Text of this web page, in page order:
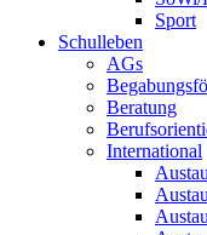
Sport
Schulleben
AGs
Beratung
International